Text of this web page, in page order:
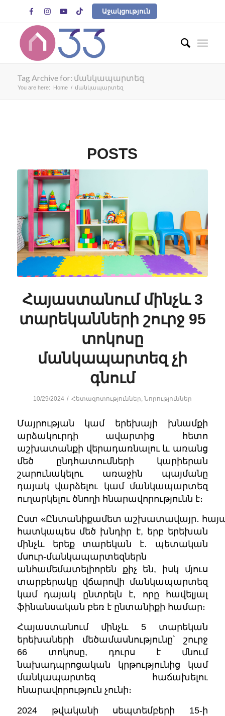
    Աջակցություն
Tag Archive for: մանկապարտեզ
You are here: Home / մանկապարտեզ
POSTS
Հայաստանում մինչև 3
տարեկանների շուրջ 95
տոկոսը
մանկապարտեզ չի
գնում
10/29/2024 / Հետազոտություններ, Նորություններ
Մայրության կամ երեխայի խնամքի
արձակուրդի ավարտից հետո
աշխատանքի վերադառնալու և առանց
մեծ ընդհատումների կարիերան
շարունակելու առաջին պայմանը
դայակ վարձելու կամ մանկապարտեզ
ուղարկելու ծնողի հնարավորությունն է։
Ըստ «Ընտանիքամետ աշխատավայր․
հատկապես մեծ խնդիր է, երբ երեխան
մինչև երեք տարեկան է․ պետական
մսուր-մանկապարտեզներն
անհամեմատելիորեն քիչ են, իսկ մյուս
տարբերակը վճարովի մանկապարտեզ
կամ դայակ ընտրելն է, որը հավելյալ
ֆինանսական բեռ է ընտանիքի համար։
Հայաստանում մինչև 5 տարեկան
երեխաների մեծամասնությունը՝ շուրջ
66 տոկոսը, դուրս է մնում
նախադպրոցական կրթությունից կամ
մանկապարտեզ հաճախելու
հնարավորություն չունի։
2024 թվականի սեպտեմբերի 15-ի